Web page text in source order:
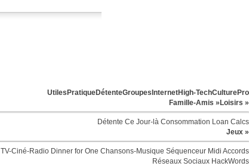
Utiles PratiqueDétenteGroupes InternetHigh-TechCulturePro
Famille-Amis » Loisirs »
Détente Ce Jour-là Consommation Loan Calcs
Jeux »
TV-Ciné-Radio Dinner for One Chansons-Musique Séquenceur Midi Accords
Réseaux Sociaux HackWords